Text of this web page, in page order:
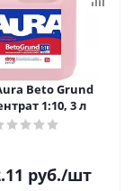
Beto Grund
1:10, 3 л
руб./шт